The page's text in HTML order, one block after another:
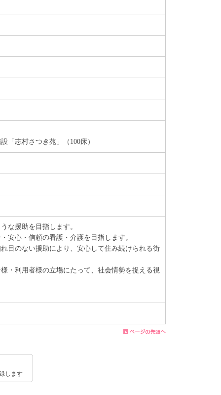
「志村さつき苑」（100床）
な援助を目指します。
安心・信頼の看護・介護を目指します。
目のない援助により、安心して住み続けられる街
・利用者様の立場にたって、社会情勢を捉える視
します